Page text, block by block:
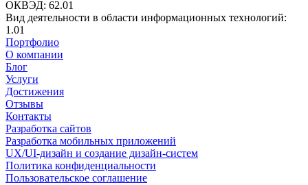
ОКВЭД: 62.01
Вид деятельности в области информационных технологий:
1.01
Портфолио
О компании
Блог
Услуги
Достижения
Отзывы
Контакты
Разработка сайтов
Разработка мобильных приложений
UX/UI-дизайн и создание дизайн-систем
Политика конфиденциальности
Пользовательское соглашение